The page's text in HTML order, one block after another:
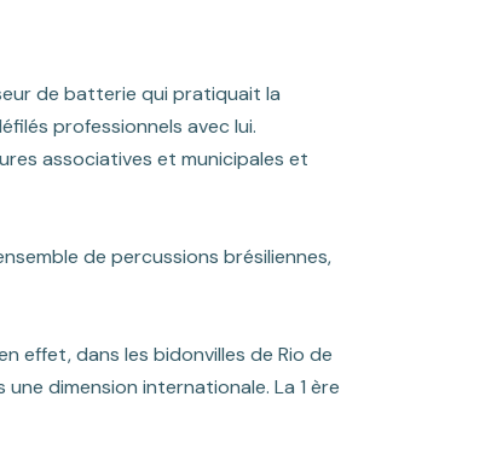
de batterie qui pratiquait la
professionnels avec lui.
associatives et municipales et
de percussions brésiliennes,
effet, dans les bidonvilles de Rio de
dimension internationale. La 1 ère